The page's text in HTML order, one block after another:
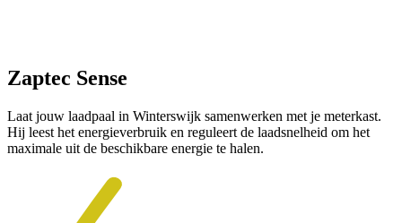
Zaptec Sense
Laat jouw laadpaal in Winterswijk samenwerken met je meterkast.
Hij leest het energieverbruik en reguleert de laadsnelheid om het
maximale uit de beschikbare energie te halen.